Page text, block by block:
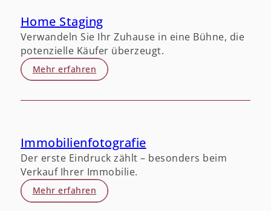
Home Staging
Verwandeln Sie Ihr Zuhause in eine Bühne, die
potenzielle Käufer überzeugt.
Mehr erfahren
Immobilienfotografie
Der erste Eindruck zählt – besonders beim
Verkauf Ihrer Immobilie.
Mehr erfahren